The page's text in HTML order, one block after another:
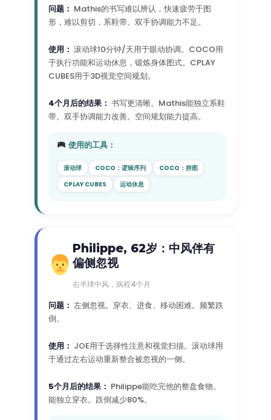
问题： Mathis的书写难以辨认，快速疲劳于图
形，难以剪切，系鞋带。双手协调能力不足。
使用： 滚动球10分钟/天用于眼动协调。COCO用
于执行功能和运动休息，锻炼身体图式。CPLAY
CUBES用于3D视觉空间规划。
4个月后的结果： 书写更清晰。Mathis能独立系鞋
带。双手协调能力改善。空间规划能力提高。
使用的工具：
滚动球 COCO：逻辑序列
COCO：拼图
CPLAY CUBES
运动休息
Philippe, 62岁：中风伴有
偏侧忽视
右半球中风，病程4个月
问题： 左侧忽视。穿衣、进食、移动困难。频繁跌
倒。
使用： JOE用于选择性注意和视觉扫描。滚动球用
于通过左右运动重新整合被忽视的一侧。
5个月后的结果： Philippe能吃完他的整盘食物。
能独立穿衣。跌倒减少80%。